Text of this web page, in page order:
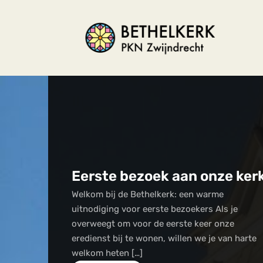
Eerste bezoek aan onze
Welkom bij de Bethelkerk: een warme
uitnodiging voor eerste bezoekers Als je
overweegt om voor de eerste keer onze
eredienst bij te wonen, willen we je van harte
welkom heten […]